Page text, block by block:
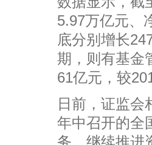
5.97万亿元、
底分别增长
期，则有基金
61亿元，较
日前，证监会
年中召开的全
务、继续推进